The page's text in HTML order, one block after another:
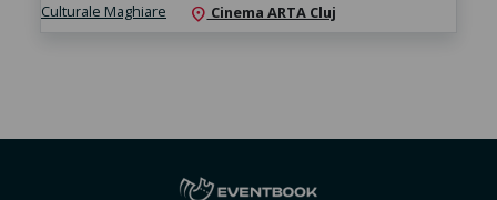
location_on Cinema ARTA Cluj